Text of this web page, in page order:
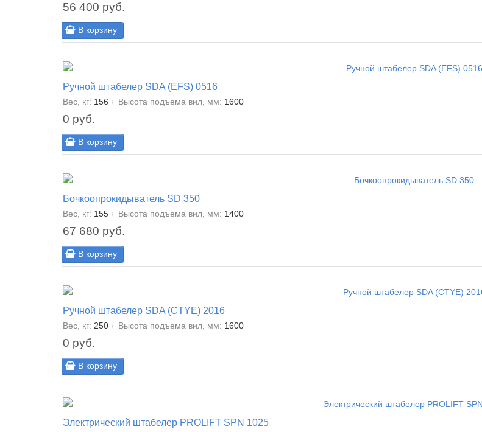
56 400 руб.
В корзину
Ручной штабелер SDA (EFS) 0516
Вес, кг: 156 Высота подъема вил, мм: 1600
0 руб.
В корзину
Бочкоопрокидыватель SD 350
Вес, кг: 155 Высота подъема вил, мм: 1400
67 680 руб.
В корзину
Ручной штабелер SDA (CTYE) 2016
Вес, кг: 250 Высота подъема вил, мм: 1600
0 руб.
В корзину
Электрический штабелер PROLIFT SPN 1025